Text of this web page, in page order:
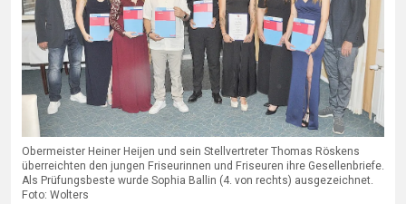
Obermeister Heiner Heijen und sein Stellvertreter Thomas Röskens
überreichten den jungen Friseurinnen und Friseuren ihre Gesellenbriefe.
Als Prüfungsbeste wurde Sophia Ballin (4. von rechts) ausgezeichnet.
Foto: Wolters